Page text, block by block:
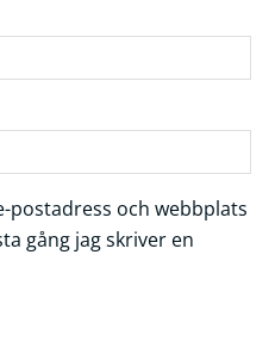
postadress och webbplats
gång jag skriver en